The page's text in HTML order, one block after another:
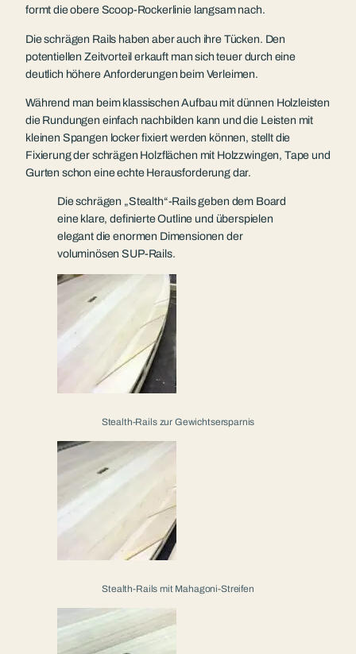
formt die obere Scoop-Rockerlinie langsam nach.
Die schrägen Rails haben aber auch ihre Tücken. Den
potentiellen Zeitvorteil erkauft man sich teuer durch eine
deutlich höhere Anforderungen beim Verleimen.
Während man beim klassischen Aufbau mit dünnen Holzleisten
die Rundungen einfach nachbilden kann und die Leisten mit
kleinen Spangen locker fixiert werden können, stellt die
Fixierung der schrägen Holzflächen mit Holzzwingen, Tape und
Gurten schon eine echte Herausforderung dar.
Die schrägen „Stealth“-Rails geben dem Board
eine klare, definierte Outline und überspielen
elegant die enormen Dimensionen der
voluminösen SUP-Rails.
Stealth-Rails zur Gewichtsersparnis
Stealth-Rails mit Mahagoni-Streifen